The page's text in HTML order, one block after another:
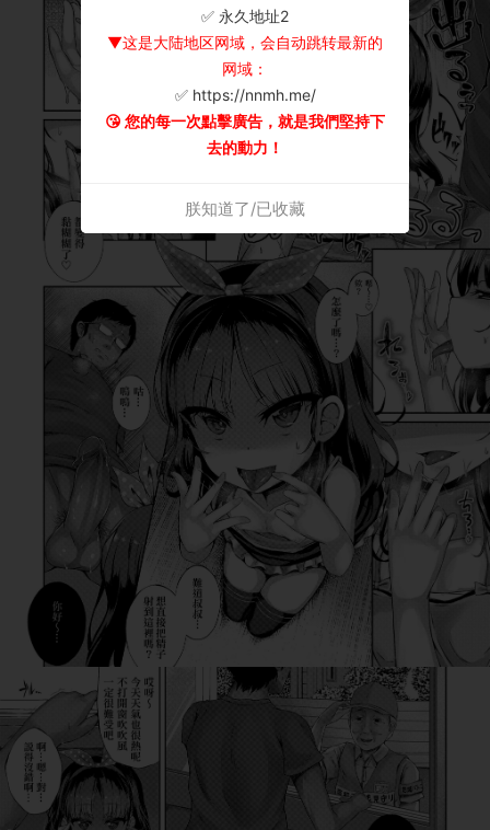
✅ 永久地址2
▼这是大陆地区网域，会自动跳转最新的
网域：
✅ https://nnmh.me/
😘 您的每一次點擊廣告，就是我們堅持下
去的動力！
朕知道了/已收藏